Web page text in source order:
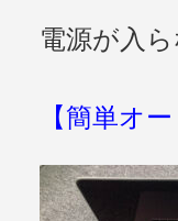
電源が入
【簡単オ